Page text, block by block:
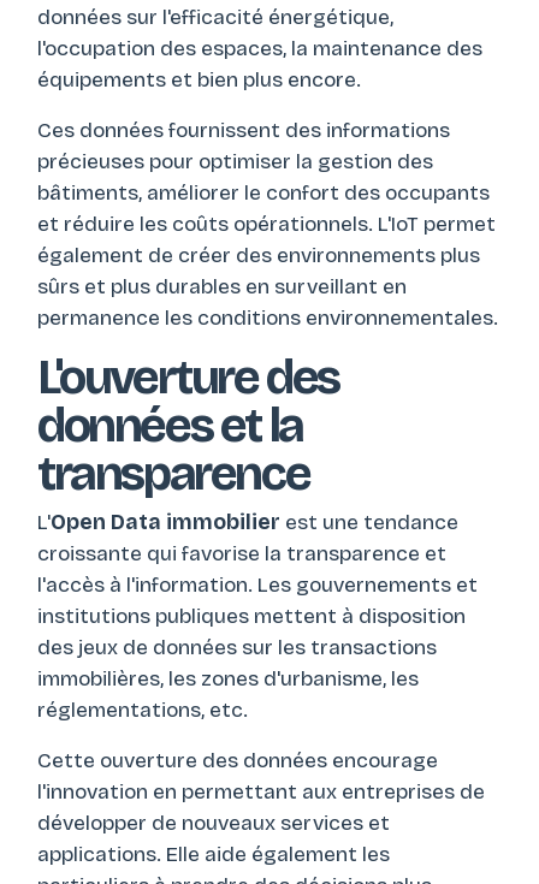
données sur l'efficacité énergétique,
l'occupation des espaces, la maintenance des
équipements et bien plus encore.
Ces données fournissent des informations
précieuses pour optimiser la gestion des
bâtiments, améliorer le confort des occupants
et réduire les coûts opérationnels. L'IoT permet
également de créer des environnements plus
sûrs et plus durables en surveillant en
permanence les conditions environnementales.
L'ouverture des
données et la
transparence
L'Open Data immobilier est une tendance
croissante qui favorise la transparence et
l'accès à l'information. Les gouvernements et
institutions publiques mettent à disposition
des jeux de données sur les transactions
immobilières, les zones d'urbanisme, les
réglementations, etc.
Cette ouverture des données encourage
l'innovation en permettant aux entreprises de
développer de nouveaux services et
applications. Elle aide également les